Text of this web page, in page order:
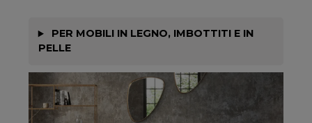
PER MOBILI IN LEGNO, IMBOTTITI E IN
PELLE